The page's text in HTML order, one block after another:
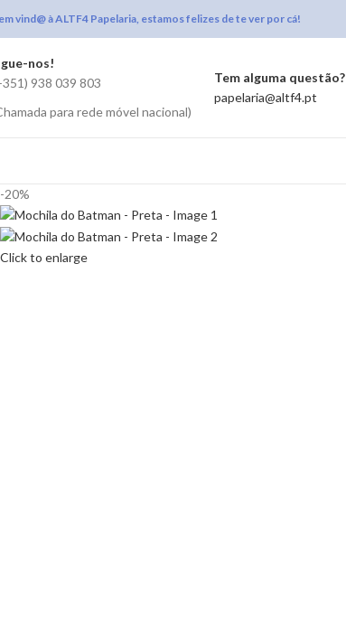
vind@ à ALTF4 Papelaria, estamos felizes de te ver por cá!
nos!
938 039 803
para rede móvel nacional)
Tem alguma questão?
papelaria@altf4.pt
-20%
Click to enlarge